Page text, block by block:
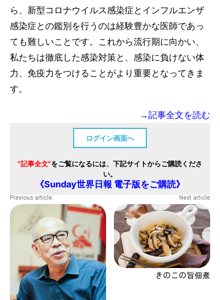
ら、新型コロナウイルス感染症とインフルエンザ
感染症との鑑別を行うのは経験豊かな医師であっ
ても難しいことです。これから流行期に向かい、
私たちは徹底した感染対策と、感染に負けない体
力、免疫力をつけることがより重要となってきま
す。
→記事全文を読む
ログイン画面へ
"記事全文"をご覧になるには、下記サイトからご購読くださ
い。
《Sunday世界日報 電子版をご購読》
Previous article Next article
きのこの旨佃煮